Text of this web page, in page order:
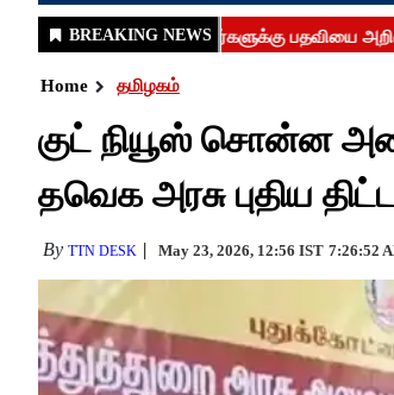
Home தமிழகம்
குட் நியூஸ் சொன்ன
தவெக அரசு புதிய
By TTN DESK May 23, 2026, 12:56 IST 7:26:52